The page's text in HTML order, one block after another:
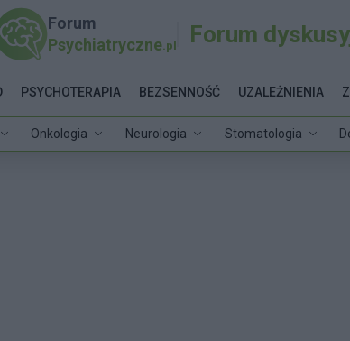
Forum
Psychiatryczne.pl Forum
Onkologia Neurologia Stomatologia
PSYCHOTERAPIA BEZSENNOŚĆ UZALEŻNIENIA